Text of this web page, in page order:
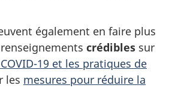
également en faire plus
crédibles sur
19 et les pratiques de
les mesures pour réduire la